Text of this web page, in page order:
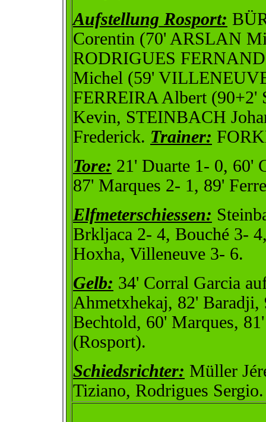
Aufstellung Rosport:
Corentin (70' ARSLAN
RODRIGUES
Michel (59'
FERREIRA Albert (90+2'
Kevin, STEINBACH
Frederick. Trainer:
Tore: 21' Duarte 1- 0, 60'
87' Marques 2- 1, 89'
Elfmeterschiessen:
Brkljaca 2- 4, Bouché 3-
Hoxha, Villeneuve 3- 6.
Gelb: 34' Corral Garcia
Ahmetxhekaj, 82'
Bechtold, 60' Marques,
(Rosport).
Schiedsrichter: Müller
Tiziano, Rodrigues